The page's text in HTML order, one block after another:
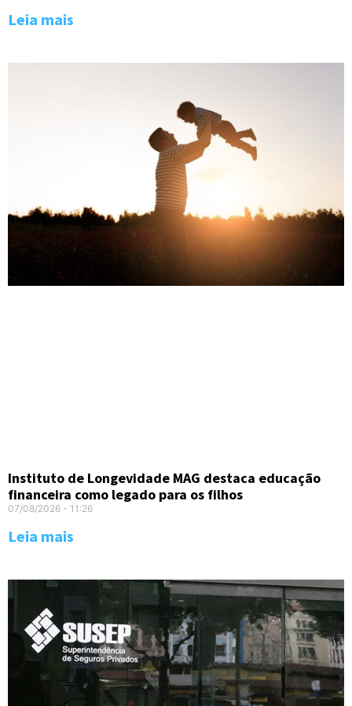
Leia mais
Instituto de Longevidade MAG destaca educação
financeira como legado para os filhos
07/08/2026 11:26
Leia mais